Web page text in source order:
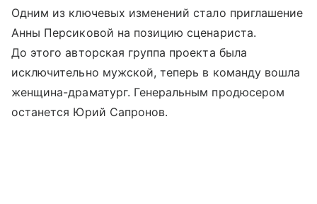
Одним из ключевых изменений стало приглашение
Анны Персиковой на позицию сценариста.
До этого авторская группа проекта была
исключительно мужской, теперь в команду вошла
женщина-драматург. Генеральным продюсером
останется Юрий Сапронов.